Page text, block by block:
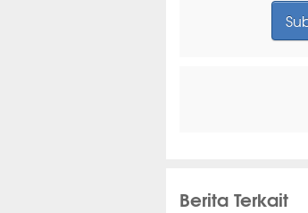
Berita Terkait